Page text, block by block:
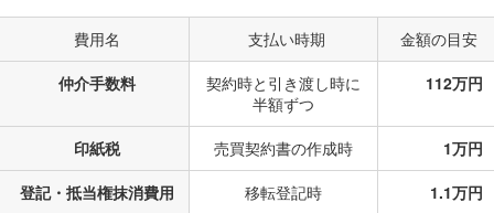
費用名 支払い時期
金額の目安
仲介手数料
契約時と引き渡し時に
半額ずつ
112万円
印紙税 売買契約書の作成時
1万円
登記・抵当権抹消費用
移転登記時
1.1万円